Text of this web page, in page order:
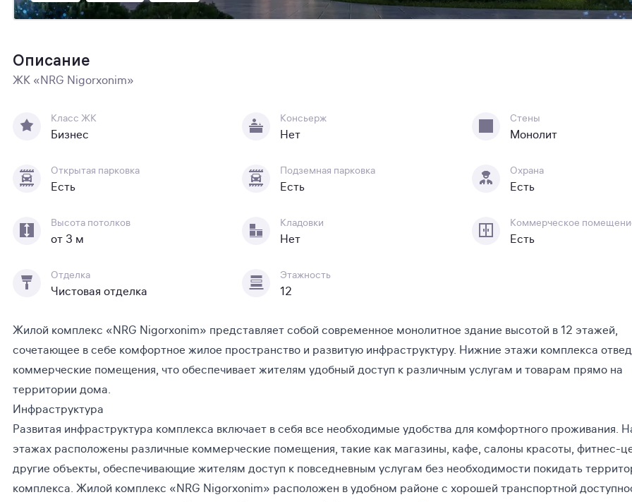
Описание
ЖК «NRG Nigorxonim»
Класс ЖК
Бизнес
Консьерж
Нет
Стены
Монолит
Открытая парковка
Есть
Подземная парковка
Есть
Охрана
Есть
Высота потолков
от 3 м
Кладовки
Нет
Коммерческое
Есть
Отделка
Чистовая отделка
Этажность
12
Жилой комплекс «NRG Nigorxonim» представляет собой современное монолитное здание высотой в 12 этажей,
сочетающее в себе комфортное жилое пространство и развитую инфраструктуру. Нижние этажи комплекса
коммерческие помещения, что обеспечивает жителям удобный доступ к различным услугам и товарам прямо на
территории дома.
Инфраструктура
Развитая инфраструктура комплекса включает в себя все необходимые удобства для комфортного проживания.
этажах расположены различные коммерческие помещения, такие как магазины, кафе, салоны красоты, фитнес-
другие объекты, обеспечивающие жителям доступ к повседневным услугам без необходимости покидать
комплекса. Жилой комплекс «NRG Nigorxonim» расположен в удобном районе с хорошей транспортной